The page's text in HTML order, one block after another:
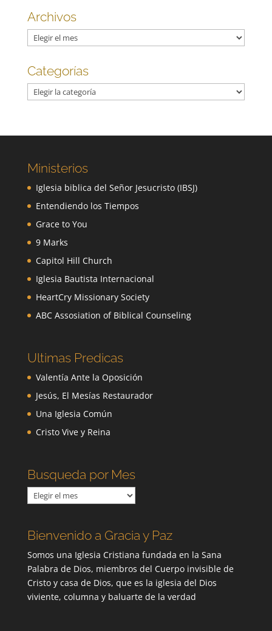
Archivos
Archivos
Categorías
Categorías
Ministerios
Iglesia biblica del Señor Jesucristo (IBSJ)
Entendiendo los Tiempos
Grace to You
9 Marks
Capitol Hill Church
Iglesia Bautista Internacional
HeartCry Missionary Society
ABC Assosiation of Biblical Counseling
Ultimas Predicas
Valentía Ante la Oposición
Jesús, El Mesías Restaurador
Una Iglesia Común
Cristo Vive y Reina
Busqueda por Mes
Busqueda
por
Bienvenido a Gracia y Paz
Somos una Iglesia Cristiana fundada en la Sana
Palabra de Dios, miembros del Cuerpo invisible de
Cristo y casa de Dios, que es la iglesia del Dios
viviente, columna y baluarte de la verdad